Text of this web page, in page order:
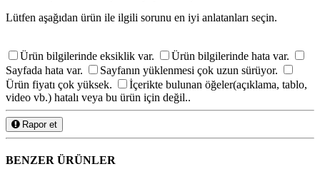
Lütfen aşağıdan ürün ile ilgili sorunu en iyi anlatanları seçin.
Ürün bilgilerinde eksiklik var.
Ürün bilgilerinde hata var.
Sayfada hata var.
Sayfanın yüklenmesi çok uzun sürüyor.
Ürün fiyatı çok yüksek.
İçerikte bulunan öğeler(açıklama, tablo,
video vb.) hatalı veya bu ürün için değil..
Rapor et
BENZER ÜRÜNLER